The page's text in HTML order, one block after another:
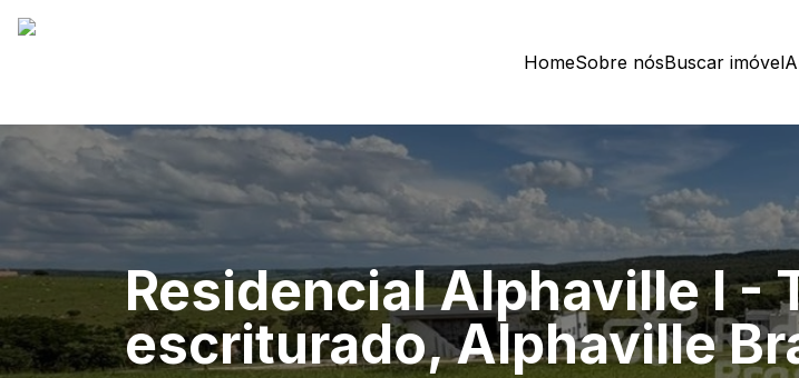
HomeSobre nósBuscar imóvel
Residencial Alphaville I -
escriturado, Alphaville